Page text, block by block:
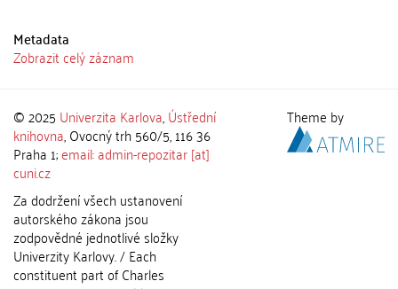
Metadata
Zobrazit celý záznam
© 2025 Univerzita Karlova,Ústřední
knihovna, Ovocný trh 560/5, 116 36
Praha 1;email: admin-repozitar [at]
cuni.cz
Za dodržení všech ustanovení
autorského zákona jsou
zodpovědné jednotlivé složky
Univerzity Karlovy. / Each
constituent part of Charles
Theme by